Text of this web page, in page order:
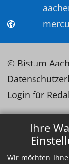
Ihre
Wir möchten
© Bistum
Login für